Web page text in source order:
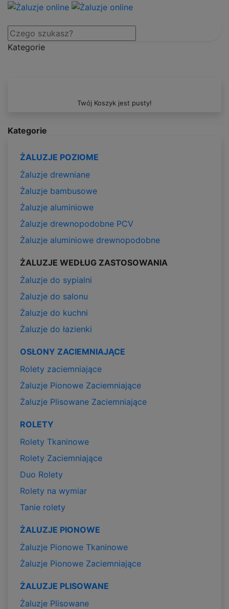
Kategorie
Twój Koszyk jest pusty!
Kategorie
ŻALUZJE POZIOME
Żaluzje drewniane
Żaluzje bambusowe
Żaluzje aluminiowe
Żaluzje drewnopodobne PCV
Żaluzje aluminiowe drewnopodobne
ŻALUZJE WEDŁUG ZASTOSOWANIA
Żaluzje do sypialni
Żaluzje do salonu
Żaluzje do kuchni
Żaluzje do łazienki
OSŁONY ZACIEMNIAJĄCE
Rolety zaciemniające
Żaluzje Pionowe Zaciemniające
Żaluzje Plisowane Zaciemniające
ROLETY
Rolety Tkaninowe
Rolety Zaciemniające
Duo Rolety
Rolety na wymiar
Tanie rolety
ŻALUZJE PIONOWE
Żaluzje Pionowe Tkaninowe
Żaluzje Pionowe Zaciemniające
ŻALUZJE PLISOWANE
Żaluzje Plisowane